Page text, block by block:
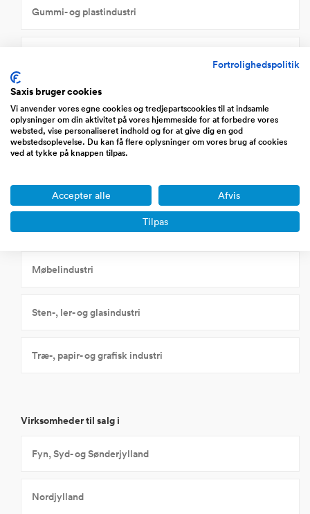
Gummi- og plastindustri
Landbrug, fiskeri og råvareudvinding
Levnedsmiddelindustri
Maskinindustri
Mineralolie- og kemisk industri
Møbelindustri
Sten-, ler- og glasindustri
Træ-, papir- og grafisk industri
Virksomheder til salg i
Fyn, Syd- og Sønderjylland
Nordjylland
Fortrolighedspolitik
Saxis bruger cookies
Vi anvender vores egne cookies og tredjepartscookies til at indsamle
oplysninger om din aktivitet på vores hjemmeside for at forbedre vores
websted, vise personaliseret indhold og for at give dig en god
webstedsoplevelse. Du kan få flere oplysninger om vores brug af cookies
ved at tykke på knappen tilpas.
Accepter alle Afvis
Tilpas